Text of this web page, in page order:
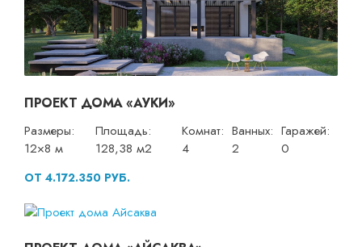
ПРОЕКТ ДОМА «АУКИ»
Размеры:
12×8 м
Площадь:
128,38 м2
Комнат:
4
Ванных:
2
Гаражей:
0
ОТ 4.172.350 РУБ.